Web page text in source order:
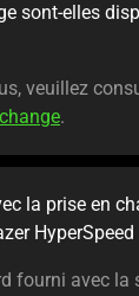
sont-elles
veuillez
.
la prise en
HyperSpeed
fourni avec la